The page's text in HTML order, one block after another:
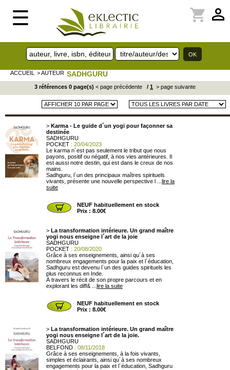
☰ perm_identity
shopping_cart
ACCUEIL > AUTEUR SADHGURU
3 références 0 page(s) < page précédente / 1 > page suivante
> Karma - Le guide d´un yogi pour façonner sa
destinée
SADHGURU
POCKET : 20/04/2023
Le karma n´est pas seulement le tribut que nous
payons, positif ou négatif, à nos vies antérieures. Il
est aussi notre destin, qui est dans le creux de nos
mains.
Sadhguru, l´un des principaux maîtres spirituels
vivants, présente une nouvelle perspective l ... lire la
suite
NEUF habituellement en stock
Prix : 8.00€
> La transformation intérieure. Un grand maître
yogi nous enseigne l´art de la joie
SADHGURU
POCKET : 20/08/2020
Grâce à ses enseignements, ainsi qu´à ses
nombreux engagements pour la paix et l´éducation,
Sadhguru est devenu l´un des guides spirituels les
plus reconnus en Inde.
À travers le récit de son propre parcours et en
explorant les diff& ... lire la suite
NEUF habituellement en stock
Prix : 8.00€
> La transformation intérieure. Un grand maître
yogi nous enseigne l´art de la joie.
SADHGURU
BELFOND : 08/11/2018
Grâce à ses enseignements, à la fois vivants,
simples et éclairants, ainsi qu´à ses nombreux
engagements pour la paix et l´éducation, Sadhguru